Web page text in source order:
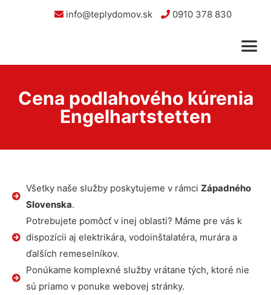
info@teplydomov.sk 0910 378 830
Cena podlahového kúrenia
Engelhartstetten
Všetky naše služby poskytujeme v rámci Západného
Slovenska.
Potrebujete pomôcť v inej oblasti? Máme pre vás k
dispozícii aj elektrikára, vodoinštalatéra, murára a
ďalších remeselníkov.
Ponúkame komplexné služby vrátane tých, ktoré nie
sú priamo v ponuke webovej stránky.